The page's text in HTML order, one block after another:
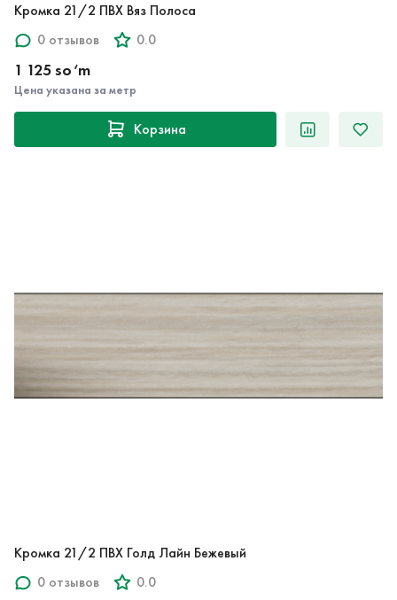
Кромка 21/2 ПВХ Вяз Полоса
0 отзывов
0.0
1 125 so‘m
Цена указана за метр
Корзина
Кромка 21/2 ПВХ Голд Лайн Бежевый
0 отзывов
0.0